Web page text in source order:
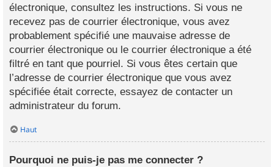
électronique, consultez les instructions. Si vous ne
recevez pas de courrier électronique, vous avez
probablement spécifié une mauvaise adresse de
courrier électronique ou le courrier électronique a été
filtré en tant que pourriel. Si vous êtes certain que
l’adresse de courrier électronique que vous avez
spécifiée était correcte, essayez de contacter un
administrateur du forum.
Haut
Pourquoi ne puis-je pas me connecter ?